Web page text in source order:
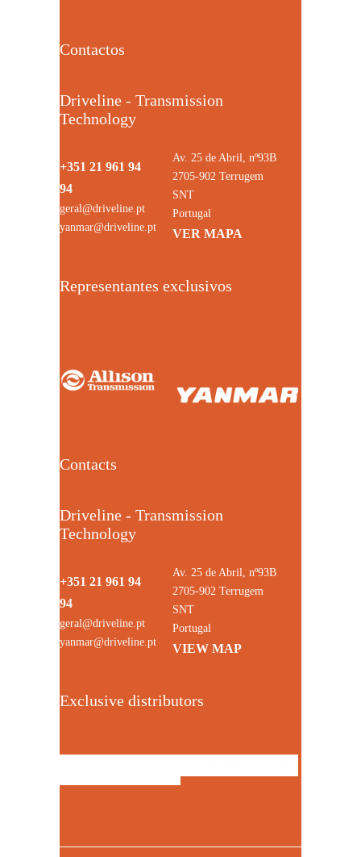
Contactos
Driveline - Transmission
Technology
+351 21 961 94
94
geral@driveline.pt
yanmar@driveline.pt
Av. 25 de Abril, nº93B
2705-902 Terrugem
SNT
Portugal
VER MAPA
Representantes exclusivos
Contacts
Driveline - Transmission
Technology
+351 21 961 94
94
geral@driveline.pt
yanmar@driveline.pt
Av. 25 de Abril, nº93B
2705-902 Terrugem
SNT
Portugal
VIEW MAP
Exclusive distributors